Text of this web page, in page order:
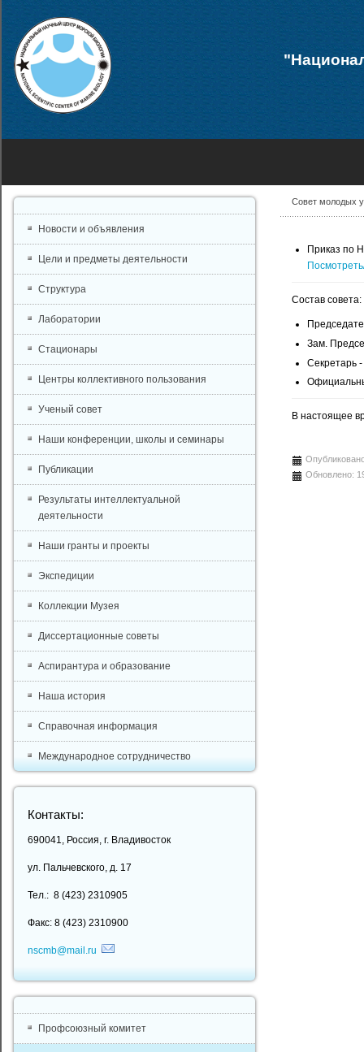
Совет молодых
Приказ по
Состав совета:
Зам.
Секретарь -
В настоящее
Обновлено:
Новости и объявления
Цели и предметы деятельности
Структура
Лаборатории
Стационары
Центры коллективного пользования
Ученый совет
Наши конференции, школы и семинары
Публикации
Результаты интеллектуальной
деятельности
Наши гранты и проекты
Экспедиции
Коллекции Музея
Диссертационные советы
Аспирантура и образование
Наша история
Справочная информация
Международное сотрудничество
Контакты:
690041, Россия, г. Владивосток
ул. Пальчевского, д. 17
Тел.: 8 (423) 2310905
Факс: 8 (423) 2310900
nscmb@mail.ru
Профсоюзный комитет